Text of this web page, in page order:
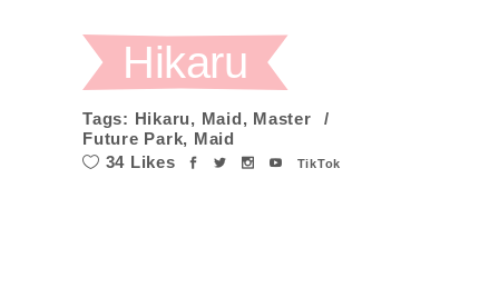
Hikaru
Tags: Hikaru, Maid, Master
Future Park, Maid
34 Likes
TikTok